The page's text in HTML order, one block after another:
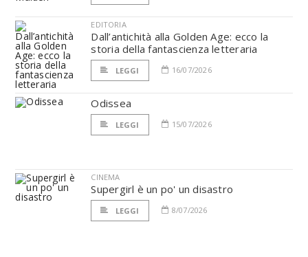
EDITORIA
Dall’antichità alla Golden Age: ecco la
storia della fantascienza letteraria
LEGGI 16/07/2026
Odissea
LEGGI 15/07/2026
CINEMA
Supergirl è un po' un disastro
LEGGI 8/07/2026